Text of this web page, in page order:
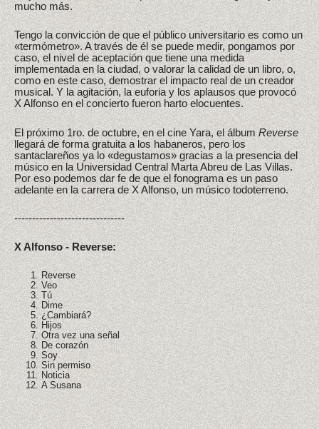
mucho más.
Tengo la convicción de que el público universitario es como un
«termómetro». A través de él se puede medir, pongamos por
caso, el nivel de aceptación que tiene una medida
implementada en la ciudad, o valorar la calidad de un libro, o,
como en este caso, demostrar el impacto real de un creador
musical. Y la agitación, la euforia y los aplausos que provocó
X Alfonso en el concierto fueron harto elocuentes.
El próximo 1ro. de octubre, en el cine Yara, el álbumReverse
llegará de forma gratuita a los habaneros, pero los
santaclareños ya lo «degustamos» gracias a la presencia del
músico en la Universidad Central Marta Abreu de Las Villas.
Por eso podemos dar fe de que el fonograma es un paso
adelante en la carrera de X Alfonso, un músico todoterreno.
-------------------------------
X Alfonso - Reverse:
Reverse
Veo
Tú
Dime
¿Cambiará?
Hijos
Otra vez una señal
De corazón
Soy
Sin permiso
Noticia
A Susana